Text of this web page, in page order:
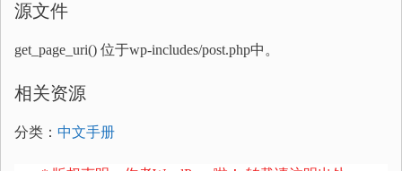
源文件
get_page_uri() 位于wp-includes/post.php中。
相关资源
分类： 中文手册